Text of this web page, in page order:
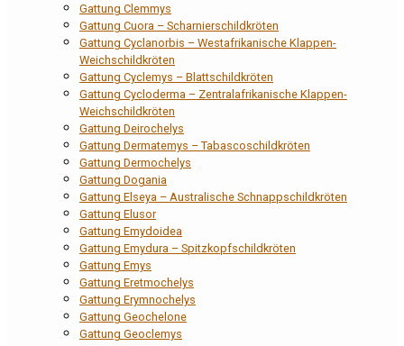
Gattung Clemmys
Gattung Cuora – Scharnierschildkröten
Gattung Cyclanorbis – Westafrikanische Klappen-
Weichschildkröten
Gattung Cyclemys – Blattschildkröten
Gattung Cycloderma – Zentralafrikanische Klappen-
Weichschildkröten
Gattung Deirochelys
Gattung Dermatemys – Tabascoschildkröten
Gattung Dermochelys
Gattung Dogania
Gattung Elseya – Australische Schnappschildkröten
Gattung Elusor
Gattung Emydoidea
Gattung Emydura – Spitzkopfschildkröten
Gattung Emys
Gattung Eretmochelys
Gattung Erymnochelys
Gattung Geochelone
Gattung Geoclemys